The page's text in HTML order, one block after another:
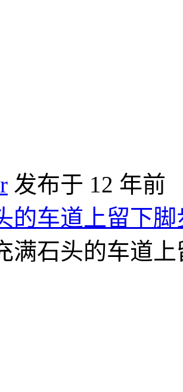
发布于 12 年前
的车道上留下脚
满石头的车道